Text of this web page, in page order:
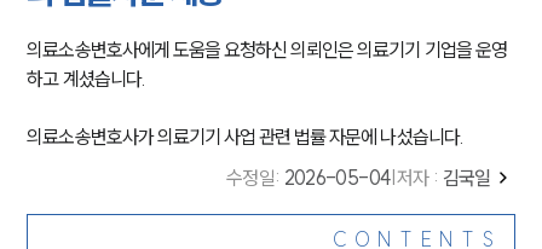
의료소송변호사에게 도움을 요청하신 의뢰인은 의료기기 기업을 운영
하고 계셨습니다.
의료소송변호사가 의료기기 사업 관련 법률 자문에 나섰습니다.
수정일: 2026-05-04 저자 : 김국일
CONTENTS